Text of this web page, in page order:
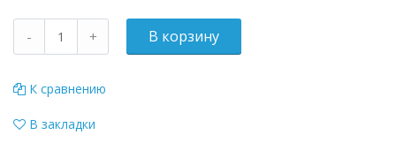
К сравнению
В закладки